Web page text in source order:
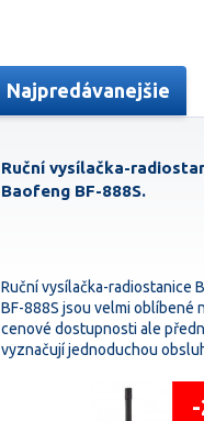
Najpredávanejšie
Ruční vysílačka-
Baofeng BF-888S.
Ruční vysílačka-radiostanice
BF-888S jsou velmi oblíbené
cenové dostupnosti ale
vyznačují jednoduchou